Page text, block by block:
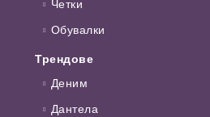
Четки
Обувалки
Трендове
Деним
Дантела